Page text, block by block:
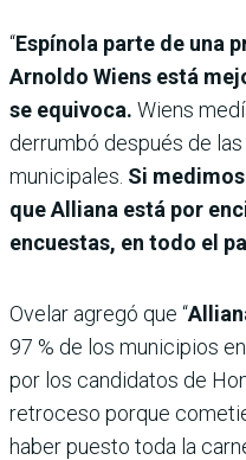
“Espínola parte de una
Arnoldo Wiens está
se equivoca. Wiens
derrumbó después de
municipales. Si
que Alliana está por
encuestas, en todo el
Ovelar agregó que “
97 % de los municipios
por los candidatos de
retroceso porque
haber puesto toda la